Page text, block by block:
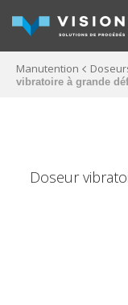
Manutention
vibratoire à grande
Doseur